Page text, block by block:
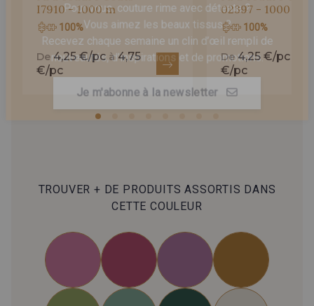
I7910 - 1000 m
100%
De4,25 €/pc à4,75
€/pc
02397 - 1000 m
100%
De4,25 €/pc
€/pc
TROUVER + DE PRODUITS ASSORTIS DANS
CETTE COULEUR
Pour vous, couture rime avec détente ?
Vous aimez les beaux tissus ?
Recevez chaque semaine un clin d’œil rempli de
nouveautés, d’inspirations et de promotions.
Je m'abonne à la newsletter